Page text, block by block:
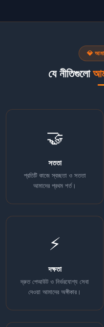
💎
যে নীতিগুলো
🤝
সততা
প্রতিটি কাজে স্বচ্ছতা ও সততা
আমাদের প্রথম শর্ত।
⚡
দক্ষতা
দ্রুত পেআউট ও নির্ভরযোগ্য সেবা
দেওয়া আমাদের অঙ্গীকার।